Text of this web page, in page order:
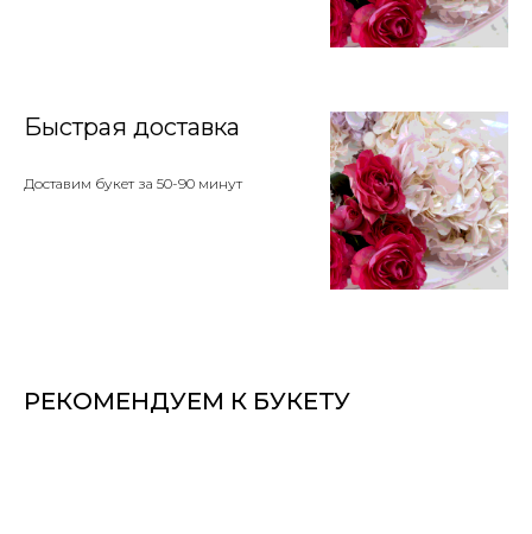
Быстрая доставка
Доставим букет за 50-90 минут
РЕКОМЕНДУЕМ К БУКЕТУ